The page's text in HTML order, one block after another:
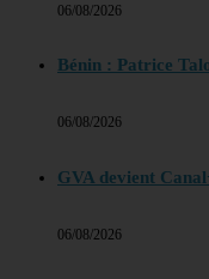
06/08/2026
Bénin : Patrice
06/08/2026
GVA devient
06/08/2026